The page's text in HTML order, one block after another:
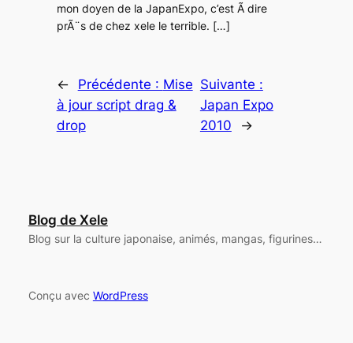
mon doyen de la JapanExpo, c’est Ã dire
prÃ¨s de chez xele le terrible. […]
← Précédente : Mise
à jour script drag &
drop
Suivante :
Japan Expo
2010
→
Blog de Xele
Blog sur la culture japonaise, animés, mangas, figurines…
Conçu avec WordPress